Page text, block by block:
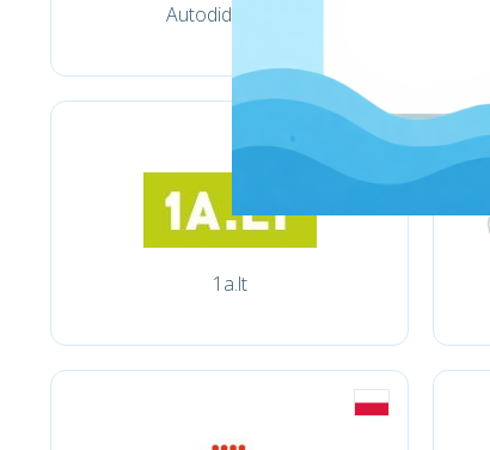
Autodidmena.lt
1a.lt